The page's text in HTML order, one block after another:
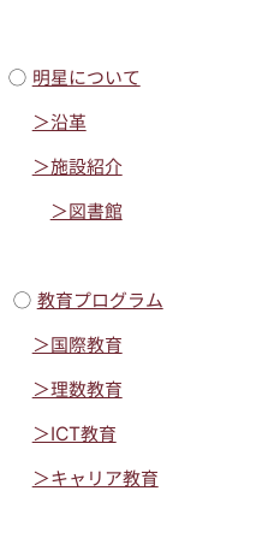
◯ 明星について
＞沿革
＞施設紹介
＞図書館
◯ 教育プログラム
＞国際教育
＞理数教育
＞ICT教育
＞キャリア教育